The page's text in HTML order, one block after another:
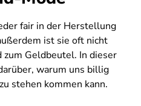
fair in der Herstellung
ist sie oft nicht
zum Geldbeutel. In dieser
warum uns billig
stehen kommen kann.